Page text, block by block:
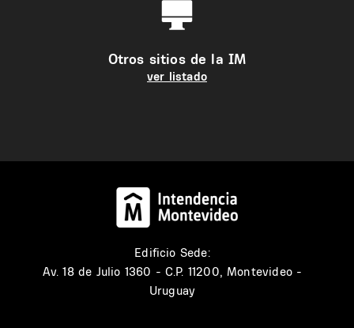
Otros sitios de la IM
ver listado
Edificio Sede:
Av. 18 de Julio 1360 - C.P. 11200, Montevideo -
Uruguay